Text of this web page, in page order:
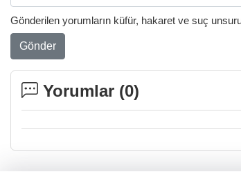
Gönderilen yorumların küfür, hakaret ve suç
Gönder
Yorumlar (0)